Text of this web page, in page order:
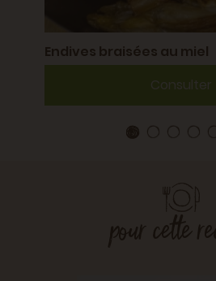
Endives braisées au miel
Consulter